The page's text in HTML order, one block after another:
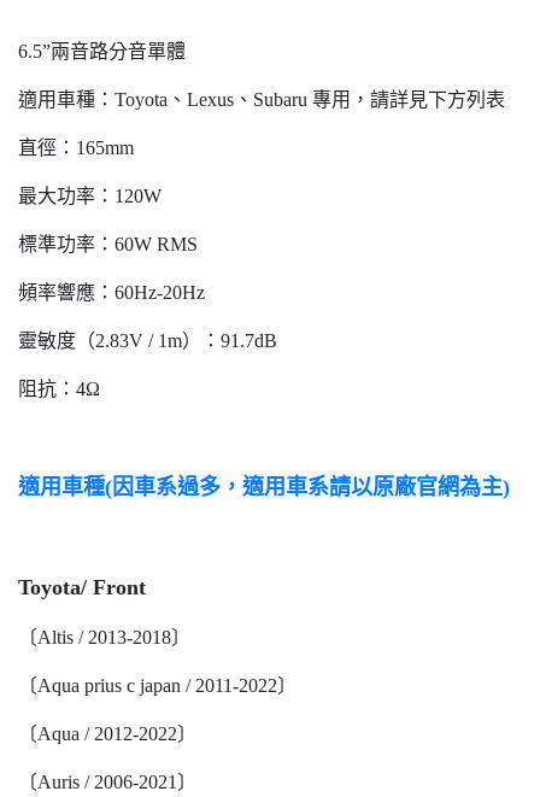
6.5”兩音路分音單體
適用車種：Toyota、Lexus、Subaru 專用，請詳見下方列表
直徑：165mm
最大功率：120W
標準功率：60W RMS
頻率響應：60Hz-20Hz
靈敏度（2.83V / 1m）：91.7dB
阻抗：4Ω
適用車種(因車系過多，適用車系請以原廠官網為主)
Toyota/ Front
〔Altis / 2013-2018〕
〔Aqua prius c japan / 2011-2022〕
〔Aqua / 2012-2022〕
〔Auris / 2006-2021〕